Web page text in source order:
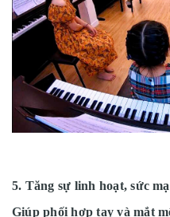
5. Tăng sự linh hoạt, sức
Giúp phối hợp tay và mắt